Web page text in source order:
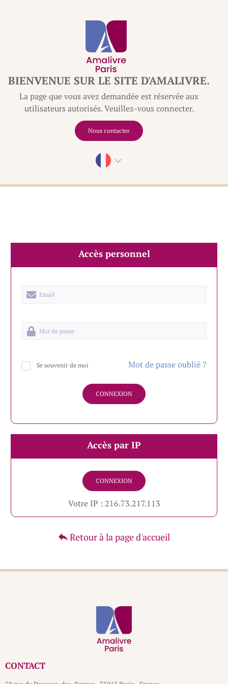
BIENVENUE SUR LE SITE D'AMALIVRE.
La page que vous avez demandée est réservée aux
utilisateurs autorisés. Veuillez-vous connecter.
Nous contacter
Accès personnel
Se souvenir de moi Mot de passe oublié ?
CONNEXION
Accès par IP
CONNEXION
Votre IP : 216.73.217.113
Retour à la page d'accueil
CONTACT